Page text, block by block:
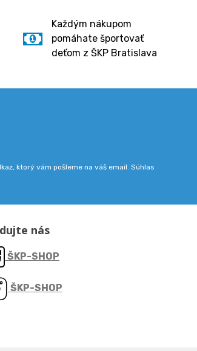
Každým nákupom
pomáhate športovať
deťom z ŠKP Bratislava
ktorý vám pošleme na váš email. Súhlas
nás
ŠKP-SHOP
ŠKP-SHOP